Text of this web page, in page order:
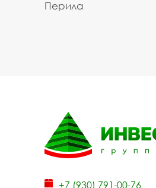
Перила
+7 (930) 791-00-76